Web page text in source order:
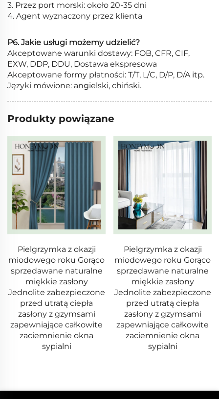
3. Przez port morski: około 20-35 dni
4. Agent wyznaczony przez klienta
P6. Jakie usługi możemy udzielić?
Akceptowane warunki dostawy: FOB, CFR, CIF,
EXW, DDP, DDU, Dostawa ekspresowa
Akceptowane formy płatności: T/T, L/C, D/P, D/A itp.
Języki mówione: angielski, chiński.
Produkty powiązane
Pielgrzymka z okazji
miodowego roku Gorąco
sprzedawane naturalne
miękkie zasłony
Jednolite zabezpieczone
przed utratą ciepła
zasłony z gzymsami
zapewniające całkowite
zaciemnienie okna
sypialni
Pielgrzymka z okazji
miodowego roku
Zestawowe zasłony z
welonu do sypialni na
miarę – gotowe zasłony i
portiery do salonu z
gzymsami, zasłony z
welonu do okien w
domu